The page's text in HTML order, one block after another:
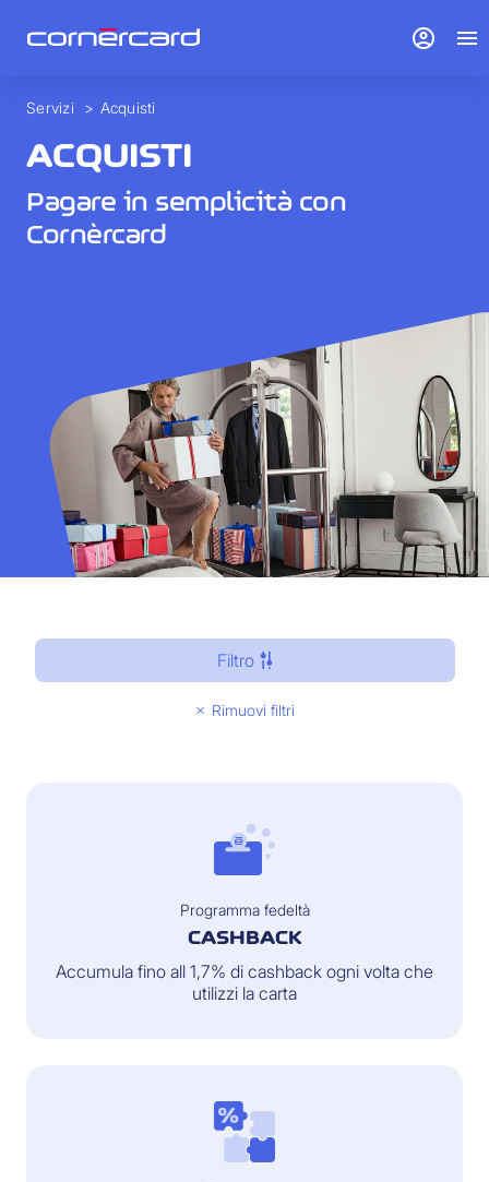
Servizi > Acquisti
ACQUISTI
Pagare in semplicità con
Cornèrcard
Filtro
Rimuovi filtri
Programma fedeltà
CASHBACK
Accumula fino all 1,7% di cashback ogni volta che
utilizzi la carta
account_circle menu